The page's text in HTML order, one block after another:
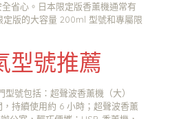
省心。日本限定版香薰機通常有
版的大容量 200ml 型號和專屬限
型號推薦
號包括：超聲波香薰機（大）
持續使用約 6 小時；超聲波香薰